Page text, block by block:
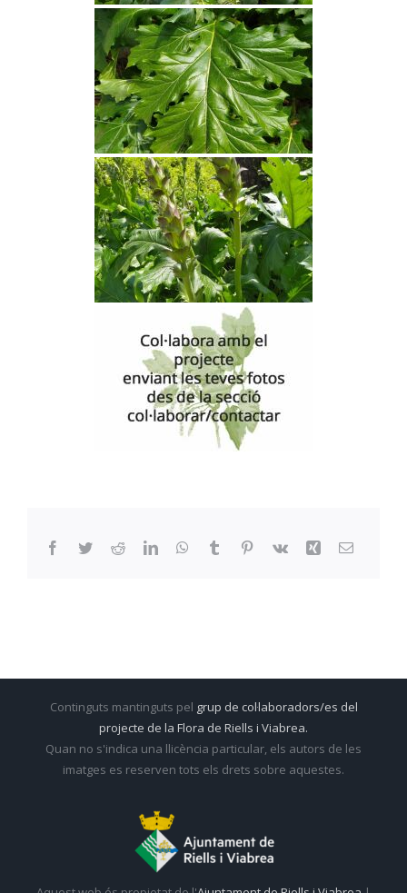
Facebook
TwitterRedditLinkedInWhatsApp
Tumblr Pinterest
Vk Xing Email:
Continguts mantinguts pel grup de col·laboradors/es del
projecte de la Flora de Riells i Viabrea.
Quan no s'indica una llicència particular, els autors de les
imatges es reserven tots els drets sobre aquestes.